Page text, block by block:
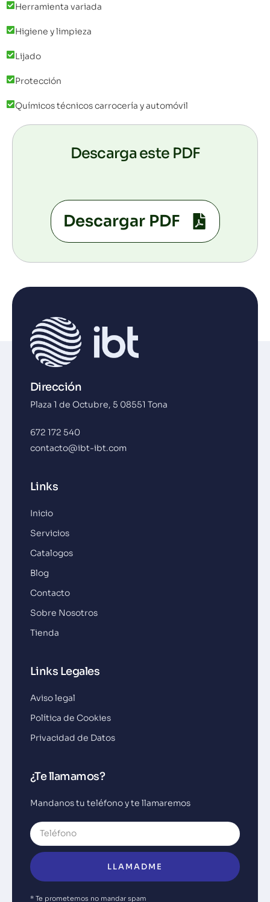
Herramienta variada
Higiene y limpieza
Lijado
Protección
Químicos técnicos carrocería y automóvil
Descarga este PDF
Descargar PDF
Dirección
Plaza 1 de Octubre, 5 08551 Tona
672 172 540
contacto@ibt-ibt.com
Links
Inicio
Servicios
Catalogos
Blog
Contacto
Sobre Nosotros
Tienda
Links Legales
Aviso legal
Política de Cookies
Privacidad de Datos
¿Te llamamos?
Mandanos tu teléfono y te llamaremos
LLAMADME
* Te prometemos no mandar spam